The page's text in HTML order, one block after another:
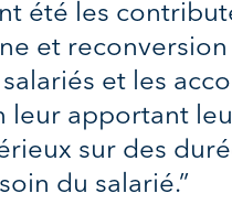
été les
et
et les
apportant
sur des
du salarié.”